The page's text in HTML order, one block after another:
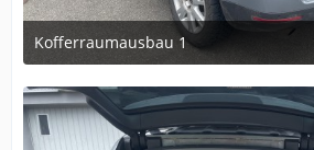
Kofferraumausbau 1
9. Mai 2024 um 20:14
1